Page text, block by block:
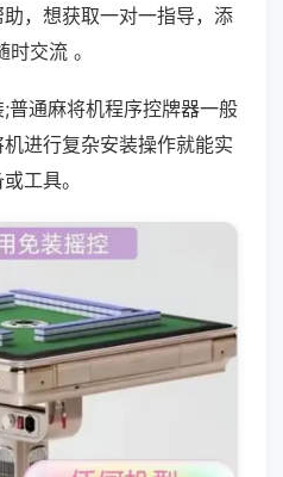
，想获取一对一指导，添
交流 。
普通麻将机程序控牌器一般
进行复杂安装操作就能实
工具。